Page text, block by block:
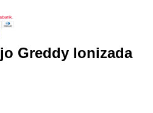
Greddy Ionizada